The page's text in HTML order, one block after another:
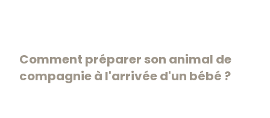
Comment préparer son animal de
compagnie à l'arrivée d'un bébé ?